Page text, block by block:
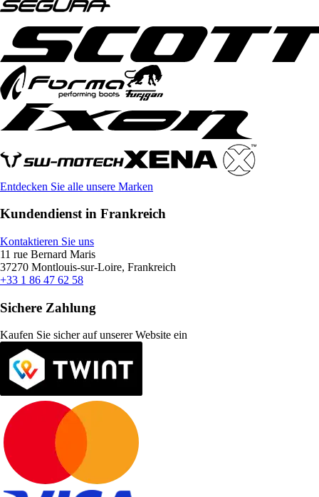
Entdecken Sie alle unsere Marken
Kundendienst in Frankreich
Kontaktieren Sie uns
11 rue Bernard Maris
37270 Montlouis-sur-Loire, Frankreich
+33 1 86 47 62 58
Sichere Zahlung
Kaufen Sie sicher auf unserer Website ein